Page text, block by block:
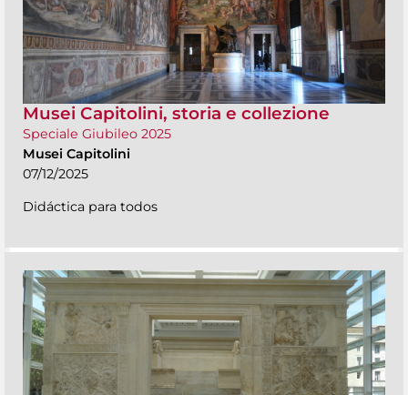
Musei Capitolini, storia e collezione
Speciale Giubileo 2025
Musei Capitolini
07/12/2025
Didáctica para todos